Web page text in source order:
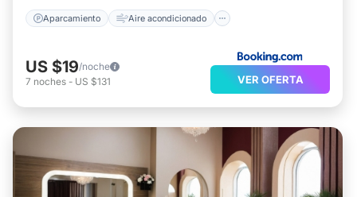
Aparcamiento Aire acondicionado
US $19/noche
7 noches - US $131 VER OFERTA